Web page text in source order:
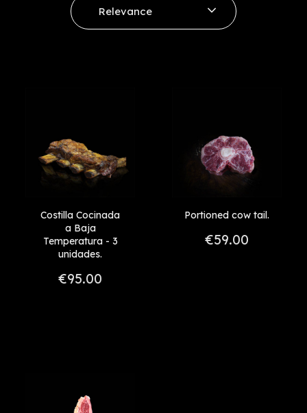
Relevance
Costilla Cocinada
a Baja
Temperatura - 3
unidades.
€95.00
Portioned cow tail.
€59.00